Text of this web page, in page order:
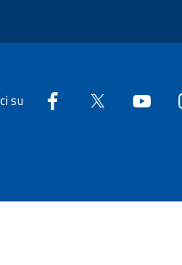
su